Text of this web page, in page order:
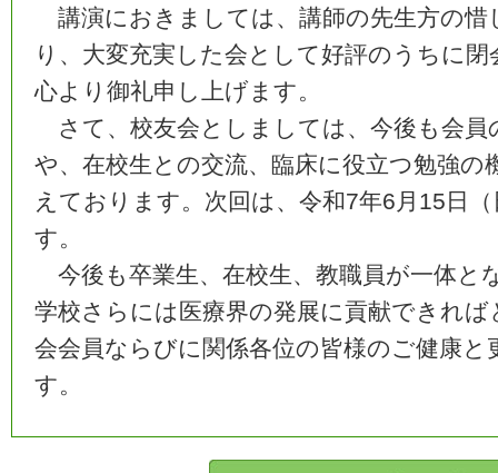
講演におきましては、講師の先生方の惜
り、大変充実した会として好評のうちに
心より御礼申し上げます。
さて、校友会としましては、今後も会員
や、在校生との交流、臨床に役立つ勉強
えております。次回は、令和7年6月15日
す。
今後も卒業生、在校生、教職員が一体と
学校さらには医療界の発展に貢献できれ
会会員ならびに関係各位の皆様のご健康
す。